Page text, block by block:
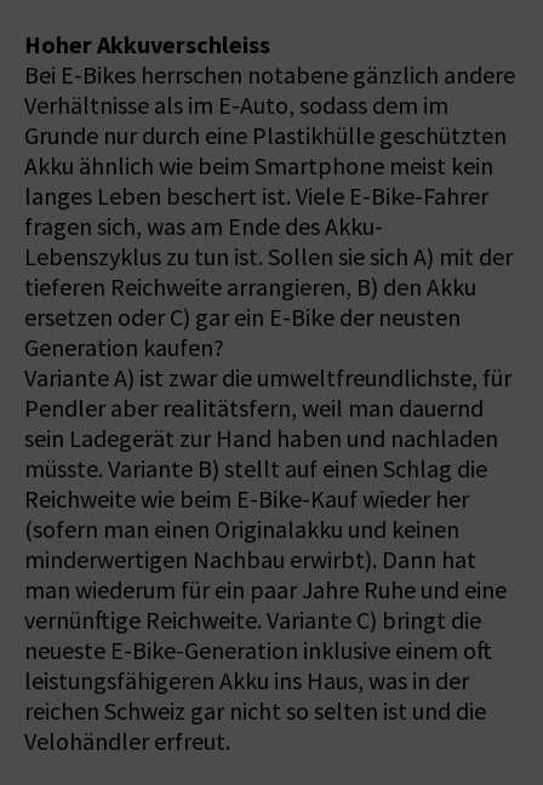
Hoher Akkuverschleiss
Bei E-Bikes herrschen notabene gänzlich andere
Verhältnisse als im E-Auto, sodass dem im
Grunde nur durch eine Plastikhülle geschützten
Akku ähnlich wie beim Smartphone meist kein
langes Leben beschert ist. Viele E-Bike-Fahrer
fragen sich, was am Ende des Akku-
Lebenszyklus zu tun ist. Sollen sie sich A) mit der
tieferen Reichweite arrangieren, B) den Akku
ersetzen oder C) gar ein E-Bike der neusten
Generation kaufen?
Variante A) ist zwar die umweltfreundlichste, für
Pendler aber realitätsfern, weil man dauernd
sein Ladegerät zur Hand haben und nachladen
müsste. Variante B) stellt auf einen Schlag die
Reichweite wie beim E-Bike-Kauf wieder her
(sofern man einen Originalakku und keinen
minderwertigen Nachbau erwirbt). Dann hat
man wiederum für ein paar Jahre Ruhe und eine
vernünftige Reichweite. Variante C) bringt die
neueste E-Bike-Generation inklusive einem oft
leistungsfähigeren Akku ins Haus, was in der
reichen Schweiz gar nicht so selten ist und die
Velohändler erfreut.